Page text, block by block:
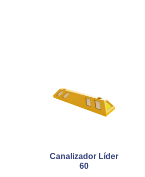
Canalizador Líder
60